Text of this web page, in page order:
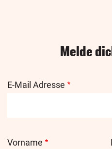
Melde
E-Mail Adresse
Vorname